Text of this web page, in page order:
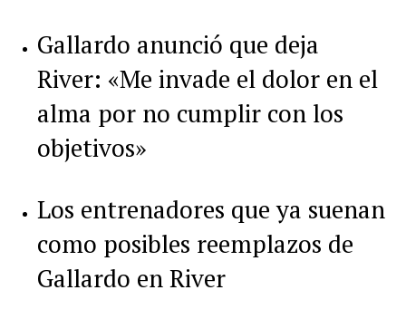
Gallardo anunció que deja
River: «Me invade el dolor en el
alma por no cumplir con los
objetivos»
Los entrenadores que ya suenan
como posibles reemplazos de
Gallardo en River